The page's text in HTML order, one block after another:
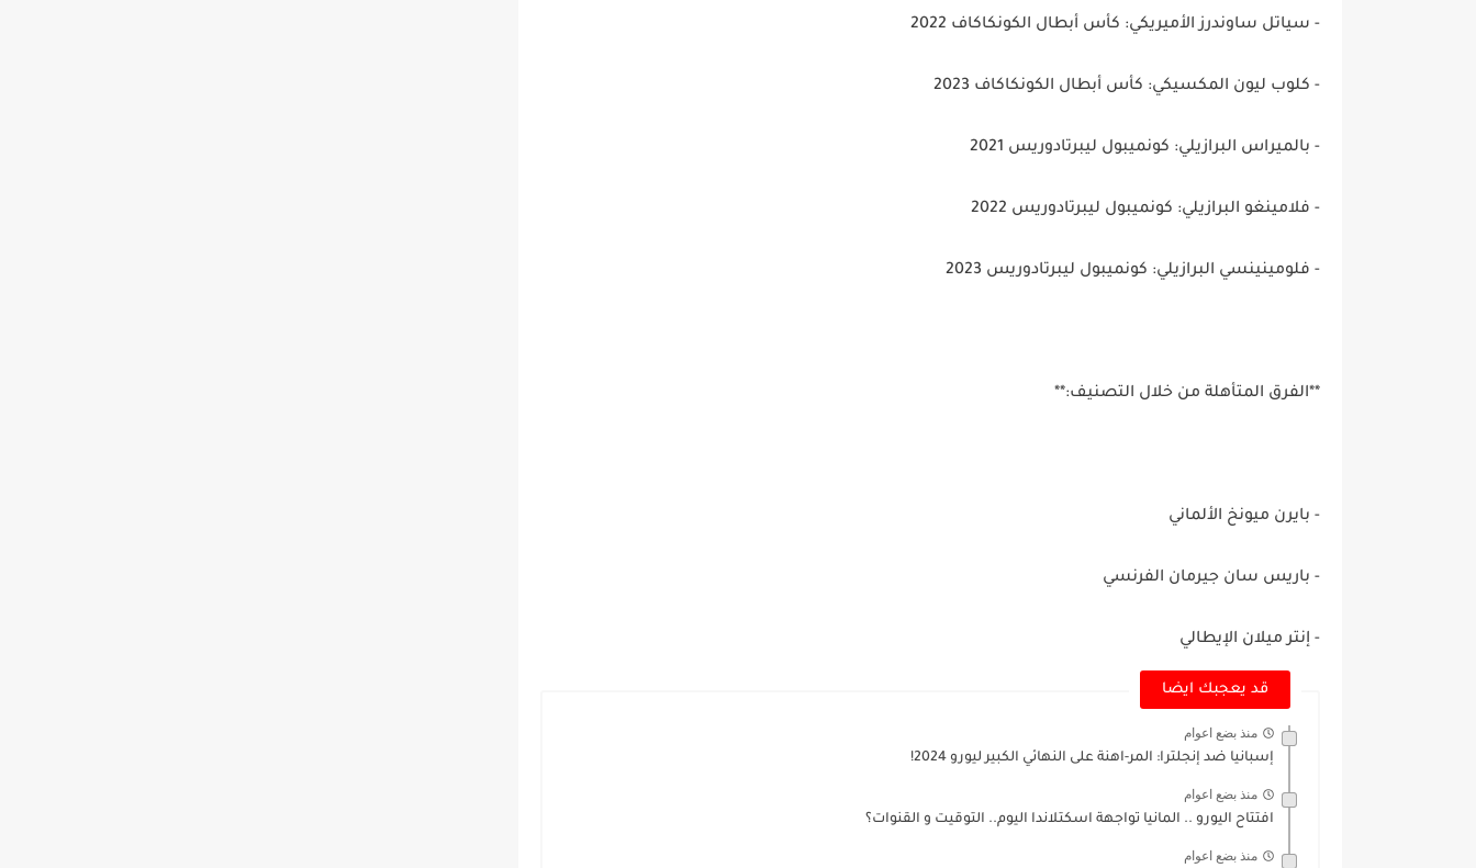
- سياتل ساوندرز الأميريكي: كأس أبطال الكونكاكاف 2022
- كلوب ليون المكسيكي: كأس أبطال الكونكاكاف 2023
- بالميراس البرازيلي: كونميبول ليبرتادوريس 2021
- فلامينغو البرازيلي: كونميبول ليبرتادوريس 2022
- فلومينينسي البرازيلي: كونميبول ليبرتادوريس 2023
**الفرق المتأهلة من خلال التصنيف:**
- بايرن ميونخ الألماني
- باريس سان جيرمان الفرنسي
- إنتر ميلان الإيطالي
قد يعجبك ايضا
منذ بضع اعوام
إسبانيا ضد إنجلترا: المر-اهنة على النهائي الكبير ليورو 2024!
منذ بضع اعوام
افتتاح اليورو .. المانيا تواجهة اسكتلاندا اليوم.. التوقيت و القنوات؟
منذ بضع اعوام